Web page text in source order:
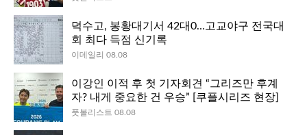
덕수고, 봉황대기서 42대0…고교야구 전국대
회 최다 득점 신기록
이데일리 08.08
이강인 이적 후 첫 기자회견 “그리즈만 후계
자? 내게 중요한 건 우승” [쿠플시리즈 현장]
풋볼리스트 08.08